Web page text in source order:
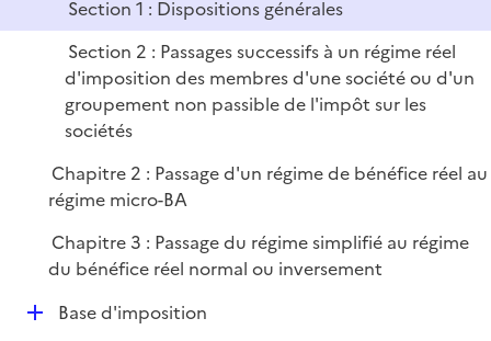
e
r
l
e
Section 1 : Dispositions générales
Section 2 : Passages successifs à un régime réel
d'imposition des membres d'une société ou d'un
groupement non passible de l'impôt sur les
sociétés
Chapitre 2 : Passage d'un régime de bénéfice réel au
régime micro-BA
Chapitre 3 : Passage du régime simplifié au régime
du bénéfice réel normal ou inversement
DBase d'imposition